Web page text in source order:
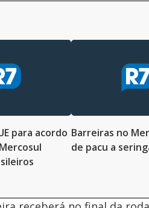
para acordo Barreiras no
de pacu a